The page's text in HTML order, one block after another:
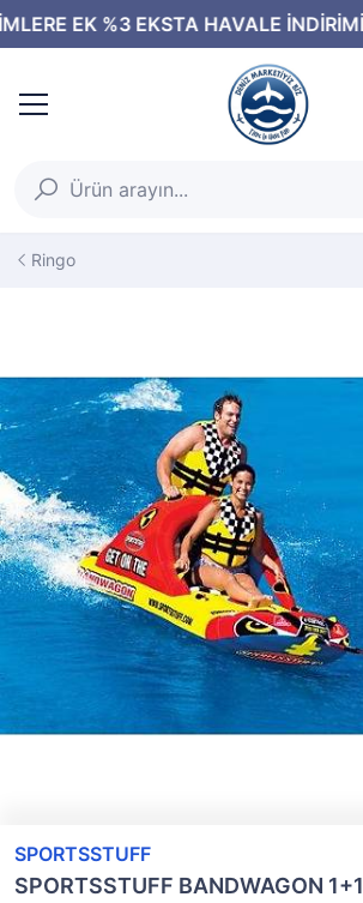
Ringo
SPORTSSTUFF
SPORTSSTUFF BANDWAGON 1+1